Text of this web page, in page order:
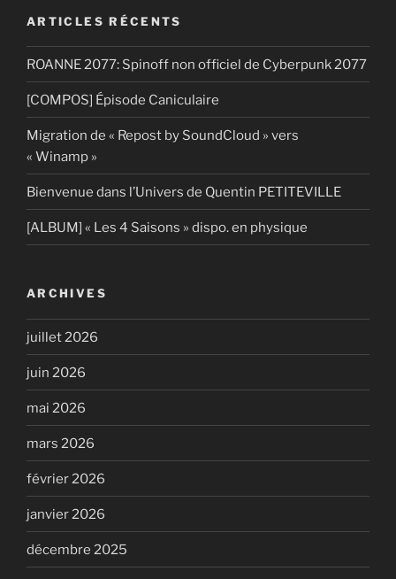
ARTICLES RÉCENTS
ROANNE 2077: Spinoff non officiel de Cyberpunk 2077
[COMPOS] Épisode Caniculaire
Migration de « Repost by SoundCloud » vers
« Winamp »
Bienvenue dans l’Univers de Quentin PETITEVILLE
[ALBUM] « Les 4 Saisons » dispo. en physique
ARCHIVES
juillet 2026
juin 2026
mai 2026
mars 2026
février 2026
janvier 2026
décembre 2025